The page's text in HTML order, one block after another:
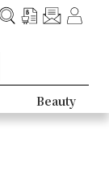
Beauty